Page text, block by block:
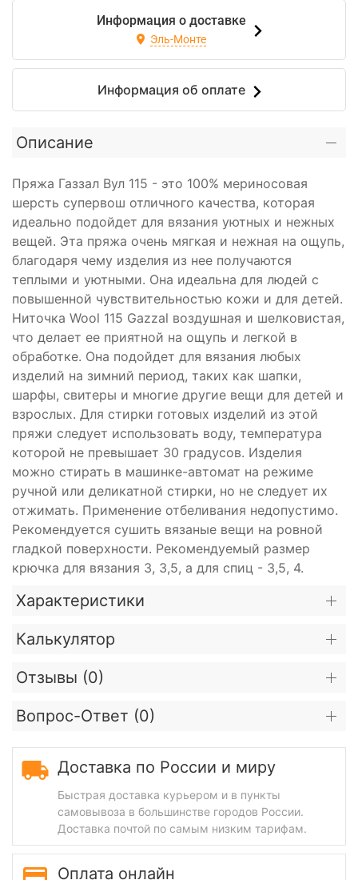
Информация о доставке
Эль-Монте
Информация об оплате
Описание
Пряжа Газзал Вул 115 - это 100% мериносовая
шерсть супервош отличного качества, которая
идеально подойдет для вязания уютных и нежных
вещей. Эта пряжа очень мягкая и нежная на ощупь,
благодаря чему изделия из нее получаются
теплыми и уютными. Она идеальна для людей с
повышенной чувствительностью кожи и для детей.
Ниточка Wool 115 Gazzal воздушная и шелковистая,
что делает ее приятной на ощупь и легкой в
обработке. Она подойдет для вязания любых
изделий на зимний период, таких как шапки,
шарфы, свитеры и многие другие вещи для детей и
взрослых. Для стирки готовых изделий из этой
пряжи следует использовать воду, температура
которой не превышает 30 градусов. Изделия
можно стирать в машинке-автомат на режиме
ручной или деликатной стирки, но не следует их
отжимать. Применение отбеливания недопустимо.
Рекомендуется сушить вязаные вещи на ровной
гладкой поверхности. Рекомендуемый размер
крючка для вязания 3, 3,5, а для спиц - 3,5, 4.
Характеристики
Калькулятор
Отзывы (0)
Вопрос-Ответ (0)
Доставка по России и миру
Быстрая доставка курьером и в пункты
самовывоза в большинстве городов России.
Доставка почтой по самым низким тарифам.
Оплата онлайн